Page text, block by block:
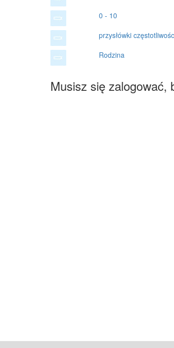
0 - 10
przysłówki
Rodzina
Musisz się zalogować,